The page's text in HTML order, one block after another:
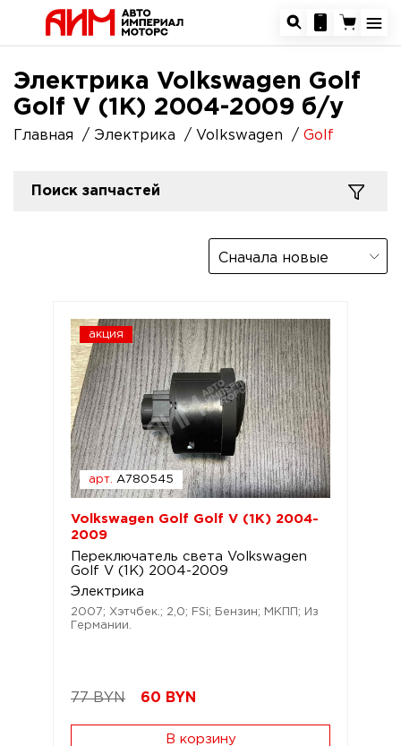
Электрика Volkswagen Golf
Golf V (1K) 2004-2009 б/у
Главная Электрика Volkswagen Golf
Поиск запчастей
Сначала новые
акция
арт. A780545
Volkswagen Golf Golf V (1K) 2004-
2009
Переключатель света Volkswagen
Golf V (1K) 2004-2009
Электрика
2007; Хэтчбек.; 2,0; FSi; Бензин; МКПП; Из
Германии.
77 BYN 60 BYN
В корзину